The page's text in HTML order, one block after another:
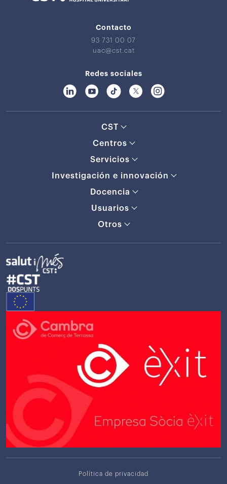
Contacto
93 731 00 07
uac@cst.cat
Redes sociales
CST
Centros
Servicios
Investigación e innovación
Docencia
Usuarios
Otros
Política de privacidad